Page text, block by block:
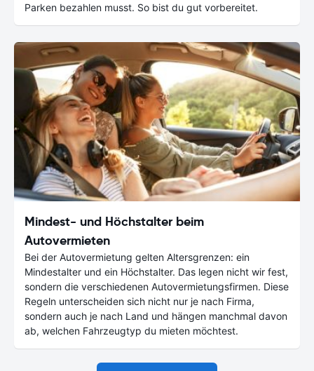
Parken bezahlen musst. So bist du gut vorbereitet.
Mindest- und Höchstalter beim
Autovermieten
Bei der Autovermietung gelten Altersgrenzen: ein
Mindestalter und ein Höchstalter. Das legen nicht wir fest,
sondern die verschiedenen Autovermietungsfirmen. Diese
Regeln unterscheiden sich nicht nur je nach Firma,
sondern auch je nach Land und hängen manchmal davon
ab, welchen Fahrzeugtyp du mieten möchtest.